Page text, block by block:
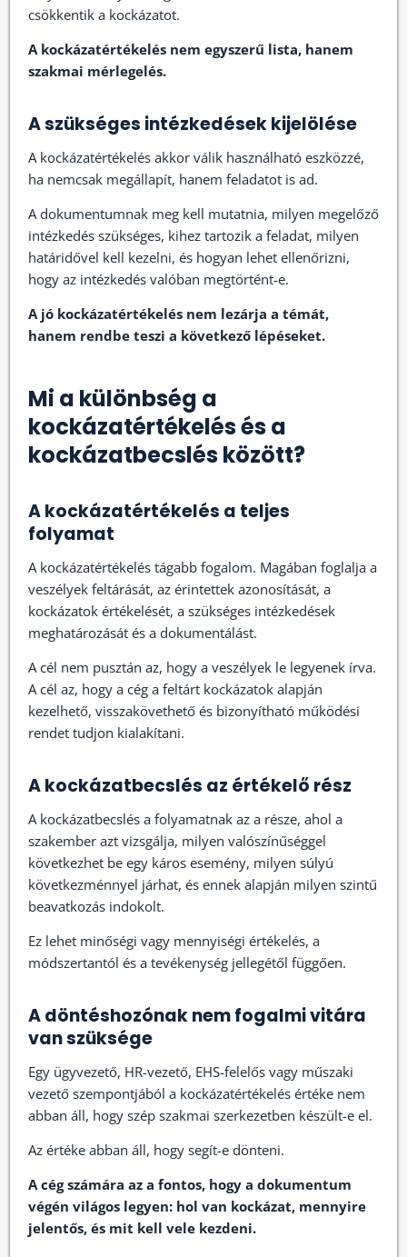
csökkentik a kockázatot.
A kockázatértékelés nem egyszerű lista, hanem
szakmai mérlegelés.
A szükséges intézkedések kijelölése
A kockázatértékelés akkor válik használható eszközzé,
ha nemcsak megállapít, hanem feladatot is ad.
A dokumentumnak meg kell mutatnia, milyen megelőző
intézkedés szükséges, kihez tartozik a feladat, milyen
határidővel kell kezelni, és hogyan lehet ellenőrizni,
hogy az intézkedés valóban megtörtént-e.
A jó kockázatértékelés nem lezárja a témát,
hanem rendbe teszi a következő lépéseket.
Mi a különbség a
kockázatértékelés és a
kockázatbecslés között?
A kockázatértékelés a teljes
folyamat
A kockázatértékelés tágabb fogalom. Magában foglalja a
veszélyek feltárását, az érintettek azonosítását, a
kockázatok értékelését, a szükséges intézkedések
meghatározását és a dokumentálást.
A cél nem pusztán az, hogy a veszélyek le legyenek írva.
A cél az, hogy a cég a feltárt kockázatok alapján
kezelhető, visszakövethető és bizonyítható működési
rendet tudjon kialakítani.
A kockázatbecslés az értékelő rész
A kockázatbecslés a folyamatnak az a része, ahol a
szakember azt vizsgálja, milyen valószínűséggel
következhet be egy káros esemény, milyen súlyú
következménnyel járhat, és ennek alapján milyen szintű
beavatkozás indokolt.
Ez lehet minőségi vagy mennyiségi értékelés, a
módszertantól és a tevékenység jellegétől függően.
A döntéshozónak nem fogalmi vitára
van szüksége
Egy ügyvezető, HR-vezető, EHS-felelős vagy műszaki
vezető szempontjából a kockázatértékelés értéke nem
abban áll, hogy szép szakmai szerkezetben készült-e el.
Az értéke abban áll, hogy segít-e dönteni.
A cég számára az a fontos, hogy a dokumentum
végén világos legyen: hol van kockázat, mennyire
jelentős, és mit kell vele kezdeni.